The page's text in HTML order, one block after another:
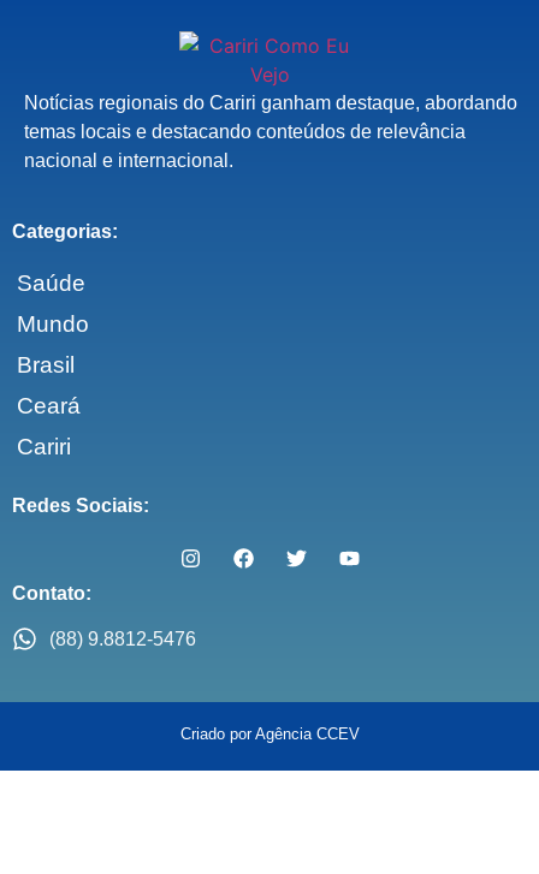
Notícias regionais do Cariri ganham destaque, abordando
temas locais e destacando conteúdos de relevância
nacional e internacional.
Categorias:
Saúde
Mundo
Brasil
Ceará
Cariri
Redes Sociais:
Contato:
(88) 9.8812-5476
Criado por Agência CCEV